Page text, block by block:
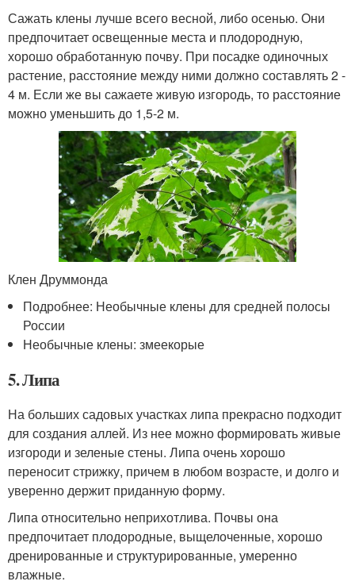
Сажать клены лучше всего весной, либо осенью. Они
предпочитает освещенные места и плодородную,
хорошо обработанную почву. При посадке одиночных
растение, расстояние между ними должно составлять 2 -
4 м. Если же вы сажаете живую изгородь, то расстояние
можно уменьшить до 1,5-2 м.
Клен Друммонда
Подробнее: Необычные клены для средней полосы
России
Необычные клены: змеекорые
5. Липа
На больших садовых участках липа прекрасно подходит
для создания аллей. Из нее можно формировать живые
изгороди и зеленые стены. Липа очень хорошо
переносит стрижку, причем в любом возрасте, и долго и
уверенно держит приданную форму.
Липа относительно неприхотлива. Почвы она
предпочитает плодородные, выщелоченные, хорошо
дренированные и структурированные, умеренно
влажные.